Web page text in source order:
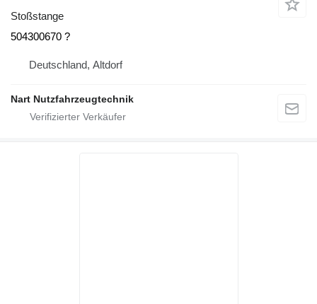
Stoßstange
504300670 ?
Deutschland, Altdorf
Nart Nutzfahrzeugtechnik